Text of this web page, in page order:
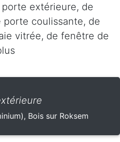
extérieure, de
porte coulissante, de
vitrée, de fenêtre de
Bois sur Roksem